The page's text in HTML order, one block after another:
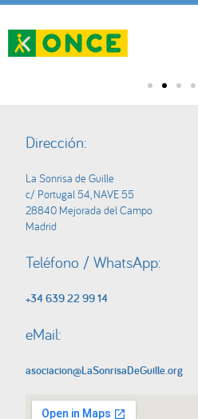
Dirección:
La Sonrisa de Guille
c/ Portugal 54, NAVE 55
28840 Mejorada del Campo
Madrid
Teléfono / WhatsApp:
+34 639 22 99 14
eMail:
asociacion@LaSonrisaDeGuille.org